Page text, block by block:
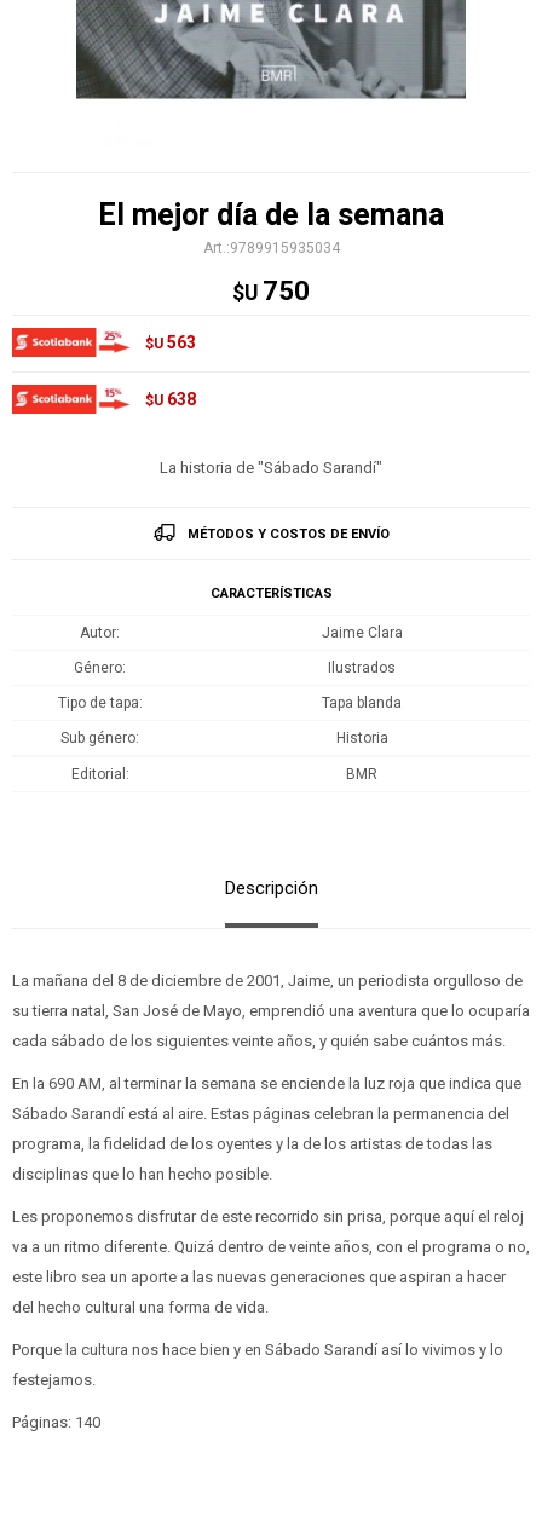
El mejor día de la semana
9789915935034
$U 750
$U 563
$U 638
La historia de "Sábado Sarandí"
MÉTODOS Y COSTOS DE ENVÍO
CARACTERÍSTICAS
Autor Jaime Clara
Género Ilustrados
Tipo de tapa Tapa blanda
Sub género Historia
Editorial BMR
Descripción
La mañana del 8 de diciembre de 2001, Jaime, un periodista orgulloso de
su tierra natal, San José de Mayo, emprendió una aventura que lo ocuparía
cada sábado de los siguientes veinte años, y quién sabe cuántos más.
En la 690 AM, al terminar la semana se enciende la luz roja que indica que
Sábado Sarandí está al aire. Estas páginas celebran la permanencia del
programa, la fidelidad de los oyentes y la de los artistas de todas las
disciplinas que lo han hecho posible.
Les proponemos disfrutar de este recorrido sin prisa, porque aquí el reloj
va a un ritmo diferente. Quizá dentro de veinte años, con el programa o no,
este libro sea un aporte a las nuevas generaciones que aspiran a hacer
del hecho cultural una forma de vida.
Porque la cultura nos hace bien y en Sábado Sarandí así lo vivimos y lo
festejamos.
Páginas: 140